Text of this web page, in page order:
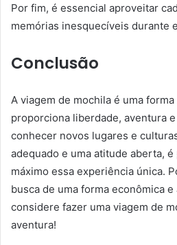
Por fim, é essencial aproveitar
memórias inesquecíveis durante
Conclusão
A viagem de mochila é uma
proporciona liberdade, aventura
conhecer novos lugares e
adequado e uma atitude aberta,
máximo essa experiência única.
busca de uma forma econômica
considere fazer uma viagem de
aventura!